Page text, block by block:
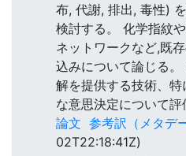
布, 代謝, 排出, 毒性)
検討する。 化学指紋
ネットワークなど,既
込みについて論じる
解を提供する技術、
な意思決定について評
論文 参考訳（メタデ
02T22:18:41Z)